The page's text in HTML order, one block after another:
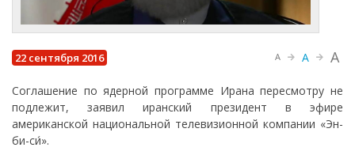
22 сентября 2016 A A A
Соглашение по ядерной программе Ирана пересмотру не
подлежит, заявил иранский президент в эфире
американской национальной телевизионной компании «Эн-
би-си́».